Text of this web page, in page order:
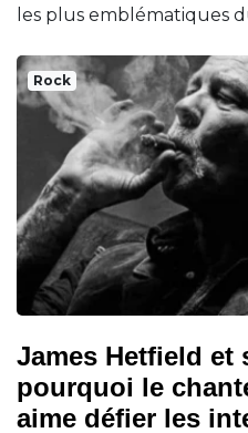
les plus emblématiques
Rock
James Hetfield et
pourquoi le
aime défier les